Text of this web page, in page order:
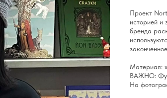
Проект
историей
бренда
Материал:
ВАЖНО:
На